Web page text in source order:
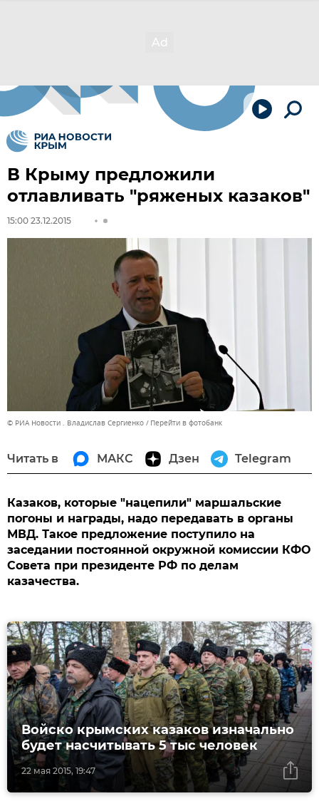
В Крыму предложили
отлавливать "ряженых казаков"
15:00 23.12.2015
© РИА Новости . Владислав Сергиенко Перейти в фотобанк
Читать в МАКС Дзен Telegram
Казаков, которые "нацепили" маршальские
погоны и награды, надо передавать в органы
МВД. Такое предложение поступило на
заседании постоянной окружной комиссии КФО
Совета при президенте РФ по делам
казачества.
22 мая 2015, 19:47
Войско крымских казаков изначально
будет насчитывать 5 тыс человек